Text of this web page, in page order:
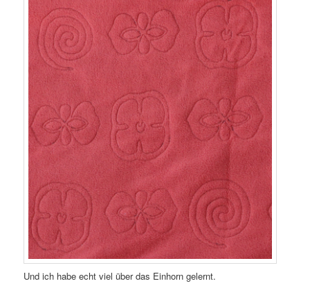
Und ich habe echt viel über das Einhorn gelernt.